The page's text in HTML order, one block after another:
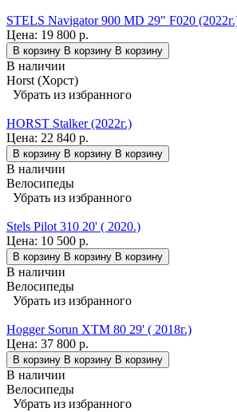
STELS Navigator 900 MD 29" F020
Цена: 19 800 р.
В корзину В корзину В корзину
В наличии
Horst (Хорст)
Убрать из избранного
HORST Stalker (2022г.)
Цена: 22 840 р.
В корзину В корзину В корзину
В наличии
Велосипеды
Убрать из избранного
Stels Pilot 310 20' ( 2020.)
Цена: 10 500 р.
В корзину В корзину В корзину
В наличии
Велосипеды
Убрать из избранного
Hogger Sorun XTM 80 29' ( 2018г.)
Цена: 37 800 р.
В корзину В корзину В корзину
В наличии
Велосипеды
Убрать из избранного